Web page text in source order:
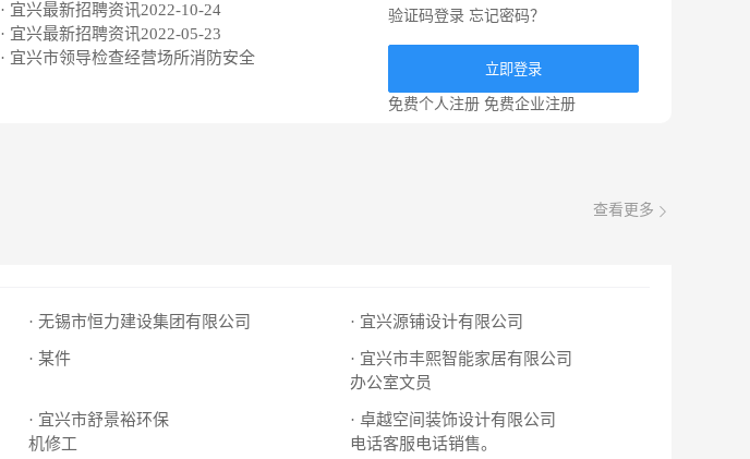
· 宜兴最新招聘资讯2022-10-24
· 宜兴最新招聘资讯2022-05-23
· 宜兴市领导检查经营场所消防安全
验证码登录 忘记密码？
立即登录
免费个人注册 免费企业注册
查看更多
· 无锡市恒力建设集团有限公司 · 宜兴源铺设计有限公司
· 某件
· 宜兴市丰熙智能家居有限公司
办公室文员
· 宜兴市舒景裕环保
机修工
· 卓越空间装饰设计有限公司
电话客服电话销售。